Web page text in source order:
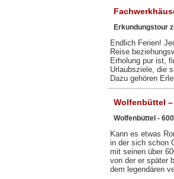
Erkundungstour
Endlich Ferien!
Reise
Erholung pur ist,
Urlaubsziele, die
Dazu gehören
Wolfenbüttel
Wolfenbüttel -
Kann es etwas
in der sich schon
mit seinen über
von der er später
dem legendären